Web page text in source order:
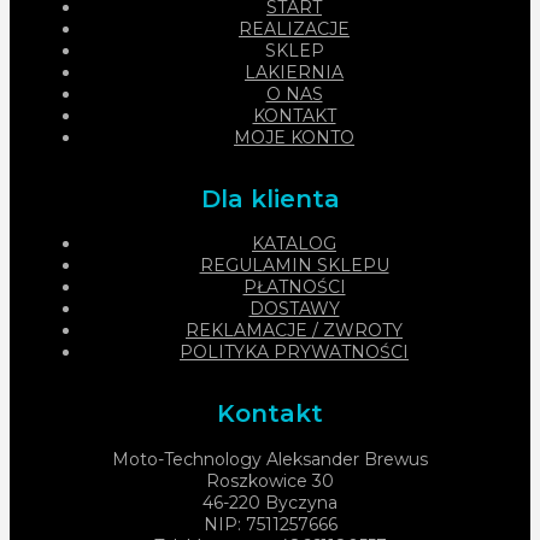
START
REALIZACJE
SKLEP
LAKIERNIA
O NAS
KONTAKT
MOJE KONTO
Dla klienta
KATALOG
REGULAMIN SKLEPU
PŁATNOŚCI
DOSTAWY
REKLAMACJE / ZWROTY
POLITYKA PRYWATNOŚCI
Kontakt
Moto-Technology Aleksander Brewus
Roszkowice 30
46-220 Byczyna
NIP: 7511257666